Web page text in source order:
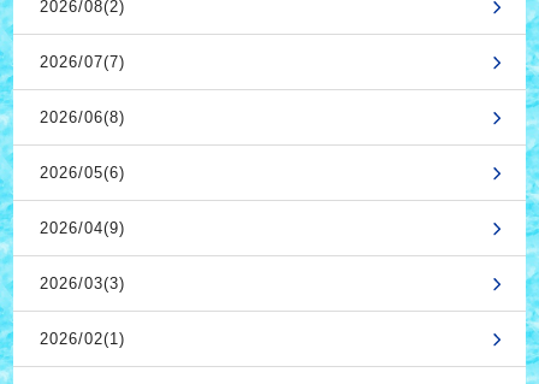
2026/08(2)
2026/07(7)
2026/06(8)
2026/05(6)
2026/04(9)
2026/03(3)
2026/02(1)